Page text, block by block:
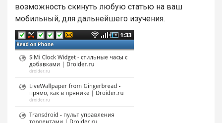
возможность скинуть любую статью на ваш
мобильный, для дальнейшего изучения.